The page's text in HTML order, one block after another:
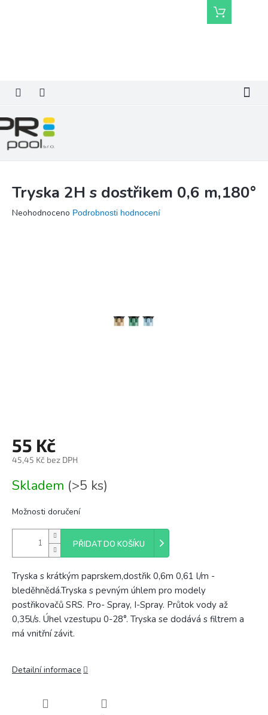
Nákupní
košík
Tryska 2H s dostřikem 0,6 m,180°
Průměrné
Neohodnoceno Podrobnosti hodnocení
55 Kč
45,45 Kč bez DPH
cena:
Skladem (>5 ks)
Možnosti doručení
PŘIDAT DO KOŠÍKU
Tryska s krátkým paprskem,dostřik 0,6m 0,61 l/m -
bleděhnědá.Tryska s pevným úhlem pro modely
postřikovačů SRS. Pro- Spray, I-Spray. Průtok vody až
0,35l/s. Úhel vzestupu 0-28°. Tryska se dodává s filtrem a
má vnitřní závit.
Detailní informace